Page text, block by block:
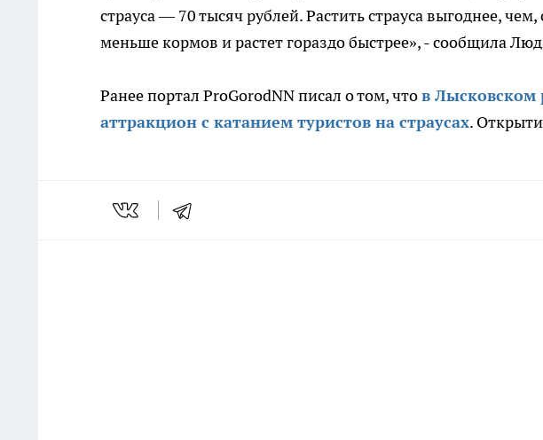
страуса — 70 тысяч рублей. Растить страуса выгоднее,
меньше кормов и растет гораздо быстрее», - сообщила
Ранее портал ProGorodNN писал о том, чтов Лысковском
аттракцион с катанием туристов на страусах.